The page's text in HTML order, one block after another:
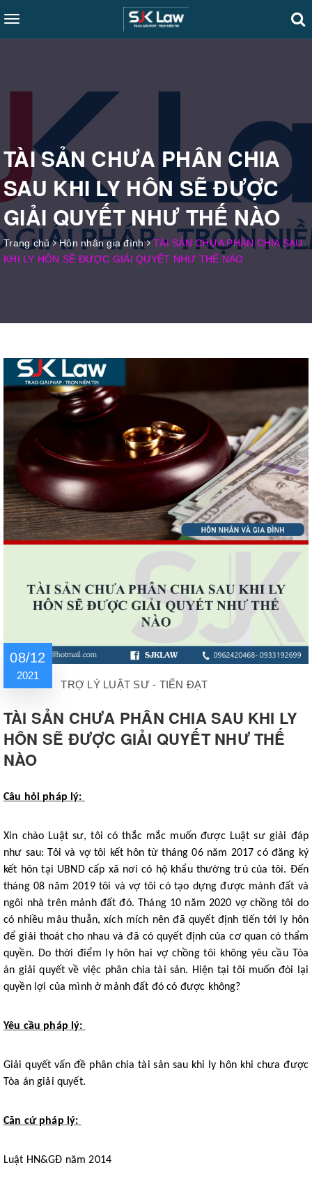
Toggle
navigation
TÀI SẢN CHƯA PHÂN CHIA
SAU KHI LY HÔN SẼ ĐƯỢC
GIẢI QUYẾT NHƯ THẾ NÀO
Trang chủ Hôn nhân gia đình
TÀI SẢN CHƯA PHÂN CHIA SAU
KHI LY HÔN SẼ ĐƯỢC GIẢI QUYẾT NHƯ THẾ NÀO
08/12
2021
TRỢ LÝ LUẬT SƯ - TIẾN ĐẠT
TÀI SẢN CHƯA PHÂN CHIA SAU KHI LY
HÔN SẼ ĐƯỢC GIẢI QUYẾT NHƯ THẾ
NÀO
Câu hỏi pháp lý:
Xin chào Luật sư, tôi có thắc mắc muốn được Luật sư giải đáp
như sau: Tôi và vợ tôi kết hôn từ tháng 06 năm 2017 có đăng ký
kết hôn tại UBND cấp xã nơi có hộ khẩu thường trú của tôi. Đến
tháng 08 năm 2019 tôi và vợ tôi có tạo dựng được mảnh đất và
ngôi nhà trên mảnh đất đó. Tháng 10 năm 2020 vợ chồng tôi do
có nhiều mâu thuẫn, xích mích nên đã quyết định tiến tới ly hôn
để giải thoát cho nhau và đã có quyết định của cơ quan có thẩm
quyền. Do thời điểm ly hôn hai vợ chồng tôi không yêu cầu Tòa
án giải quyết về việc phân chia tài sản. Hiện tại tôi muốn đòi lại
quyền lợi của mình ở mảnh đất đó có được không?
Yêu cầu pháp lý:
Giải quyết vấn đề phân chia tài sản sau khi ly hôn khi chưa được
Tòa án giải quyết.
Căn cứ pháp lý:
Luật HN&GĐ năm 2014